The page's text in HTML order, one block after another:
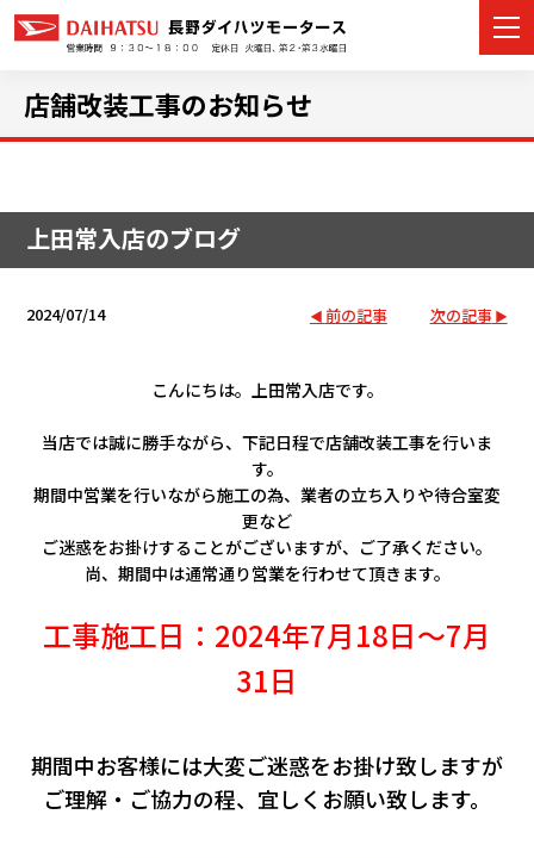
店舗情報
アフターサポート
会社情報
カタ
お問
店舗改装工事のお知らせ
上田常入店のブログ
2024/07/14 前の記事 次の記事
こんにちは。上田常入店です。
当店では誠に勝手ながら、下記日程で店舗改装工事を行いま
す。
期間中営業を行いながら施工の為、業者の立ち入りや待合室変
更など
ご迷惑をお掛けすることがございますが、ご了承ください。
尚、期間中は通常通り営業を行わせて頂きます。
工事施工日：2024年7月18日～7月
31日
期間中お客様には大変ご迷惑をお掛け致しますが
ご理解・ご協力の程、宜しくお願い致します。